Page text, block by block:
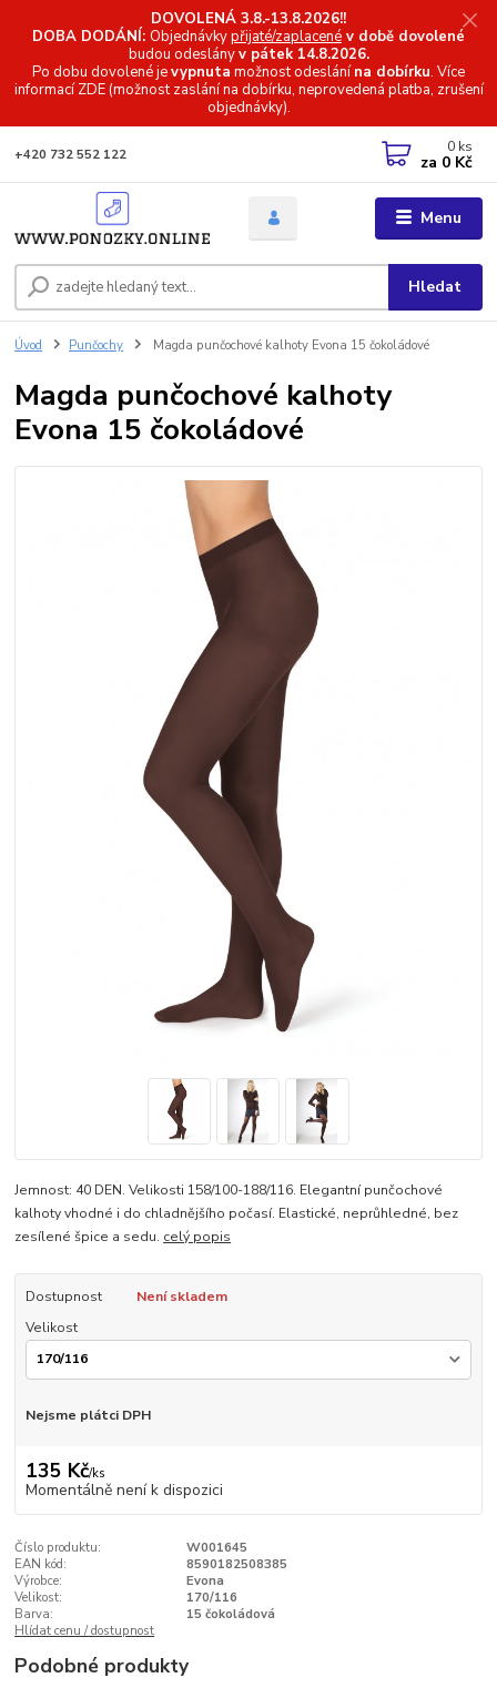
DOVOLENÁ 3.8.-13.8.2026!!
DOBA DODÁNÍ: Objednávkypřijaté/zaplacené v době dovolené
budou odeslányv pátek 14.8.2026.
Po dobu dovolené jevypnuta možnost odeslánína dobírku. Více
informacíZDE (možnost zaslání na dobírku, neprovedená platba, zrušení
objednávky).
Menu
Hledat
+420 732 552 122 0 ks
za 0 Kč
Úvod Punčochy Magda punčochové kalhoty Evona 15 čokoládové
Magda punčochové kalhoty
Evona 15 čokoládové
Jemnost: 40 DEN. Velikosti 158/100-188/116. Elegantní punčochové
kalhoty vhodné i do chladnějšího počasí. Elastické, neprůhledné, bez
zesílené špice a sedu. celý popis
Dostupnost
Není skladem
Velikost
Nejsme plátci DPH
135 Kč/ks
Momentálně není k dispozici
Číslo produktu:
W001645
EAN kód:
8590182508385
Výrobce:
Evona
Velikost:
170/116
Barva:
15 čokoládová
Hlídat cenu / dostupnost
Podobné produkty